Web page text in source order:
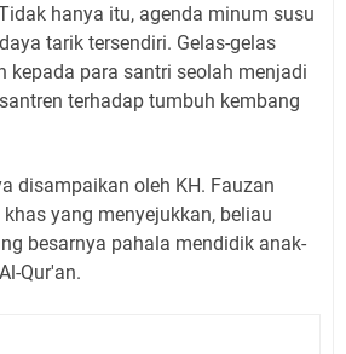
hanya itu, agenda minum susu
tarik tersendiri. Gelas-gelas
kepada para santri seolah menjadi
terhadap tumbuh kembang
disampaikan oleh KH. Fauzan
yang menyejukkan, beliau
besarnya pahala mendidik anak-
Qur'an.